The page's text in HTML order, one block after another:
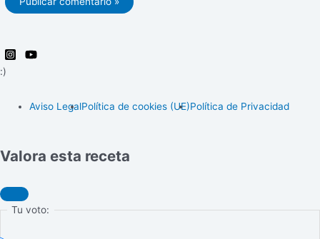
:)
Aviso LegalPolítica de cookies (UE)Política de Privacidad
Valora esta receta
Tu voto: